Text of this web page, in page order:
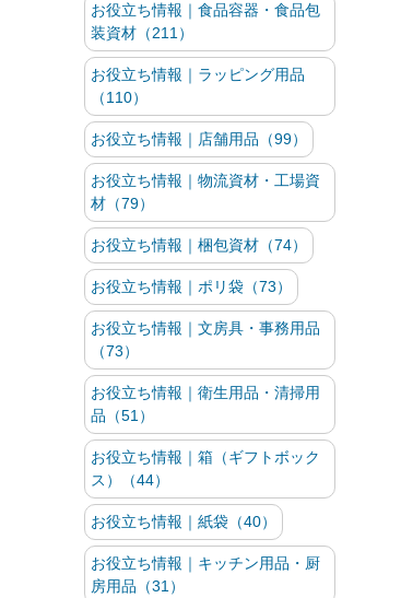
お役立ち情報｜食品容器・食品包
装資材（211）
お役立ち情報｜ラッピング用品
（110）
お役立ち情報｜店舗用品（99）
お役立ち情報｜物流資材・工場資
材（79）
お役立ち情報｜梱包資材（74）
お役立ち情報｜ポリ袋（73）
お役立ち情報｜文房具・事務用品
（73）
お役立ち情報｜衛生用品・清掃用
品（51）
お役立ち情報｜箱（ギフトボック
ス）（44）
お役立ち情報｜紙袋（40）
お役立ち情報｜キッチン用品・厨
房用品（31）